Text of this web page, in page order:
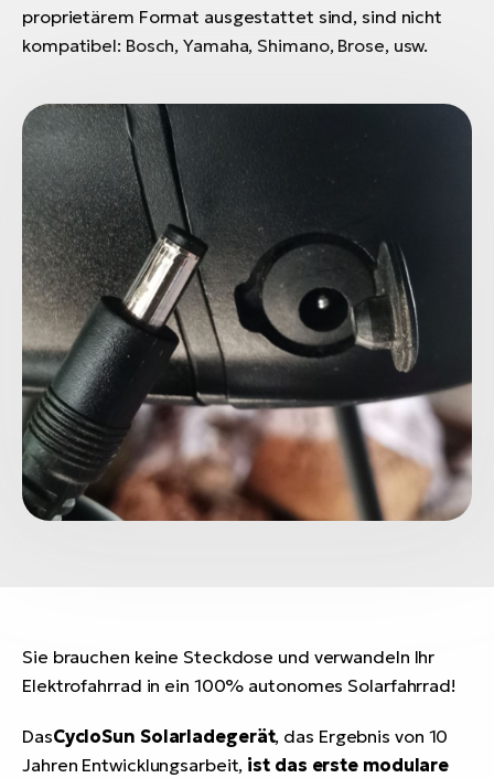
proprietärem Format ausgestattet sind, sind nicht
kompatibel: Bosch, Yamaha, Shimano, Brose, usw.
Sie brauchen keine Steckdose und verwandeln Ihr
Elektrofahrrad in ein 100% autonomes Solarfahrrad!
DasCycloSun Solarladegerät, das Ergebnis von 10
Jahren Entwicklungsarbeit, ist das erste modulare